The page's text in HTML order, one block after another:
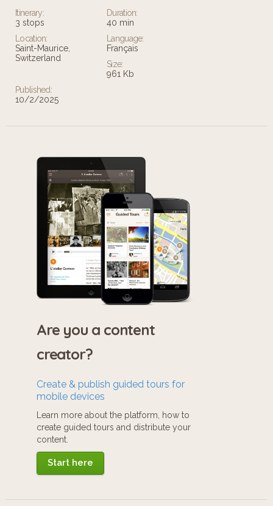
Itinerary:
3 stops
Duration:
40 min
Location:
Saint-Maurice,
Switzerland
Language:
Français
Size:
961 Kb
Published:
10/2/2025
Are you a content
creator?
Create & publish guided tours for
mobile devices
Learn more about the platform, how to
create guided tours and distribute your
content.
Start here